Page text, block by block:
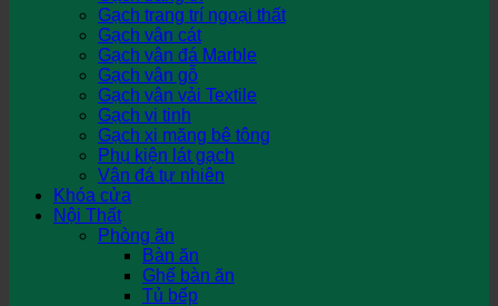
Gạch trang trí ngoại thất
Gạch vân cát
Gạch vân đá Marble
Gạch vân gỗ
Gạch vân vải Textile
Gạch vi tinh
Gạch xi măng bê tông
Phụ kiện lát gạch
Vân đá tự nhiên
Khóa cửa
Nội Thất
Phòng ăn
Bàn ăn
Ghế bàn ăn
Tủ bếp